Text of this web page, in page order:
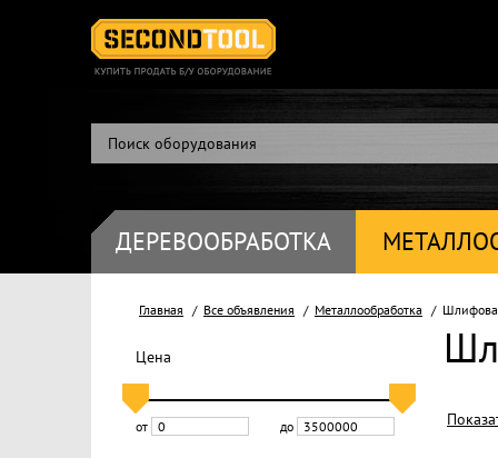
ДЕРЕВООБРАБОТКА
Главная Все объявления Металлообработка
Цена
от до